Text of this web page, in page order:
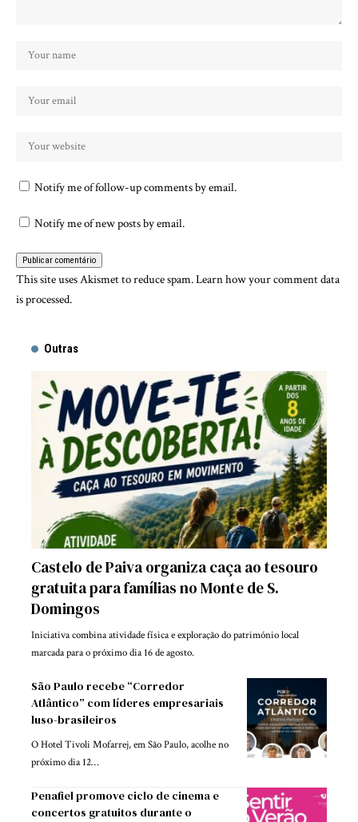
Notify me of follow-up comments by email.
Notify me of new posts by email.
This site uses Akismet to reduce spam.Learn how your comment data
is processed.
Outras
Castelo de Paiva organiza caça ao tesouro
gratuita para famílias no Monte de S.
Domingos
Iniciativa combina atividade física e exploração do património local
marcada para o próximo dia 16 de agosto.
São Paulo recebe “Corredor
Atlântico” com líderes empresariais
luso-brasileiros
O Hotel Tivoli Mofarrej, em São Paulo, acolhe no
próximo dia 12…
Penafiel promove ciclo de cinema e
concertos gratuitos durante o